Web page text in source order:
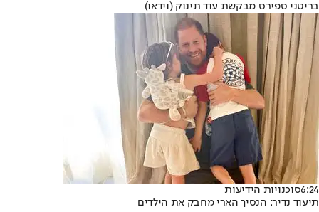
בריטני ספירס מבקשת עוד תינוק (וידאו)
6:24סוכנויות הידיעות
תיעוד נדיר: הנסיך הארי מחבק את הילדים